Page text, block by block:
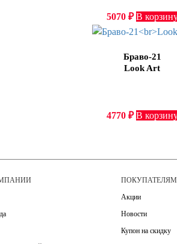
5070 ₽ В
Браво-21
Look Art
4770 ₽ В
ПОКУПАТЕЛЯМ
Акции
Новости
Купон на скидку